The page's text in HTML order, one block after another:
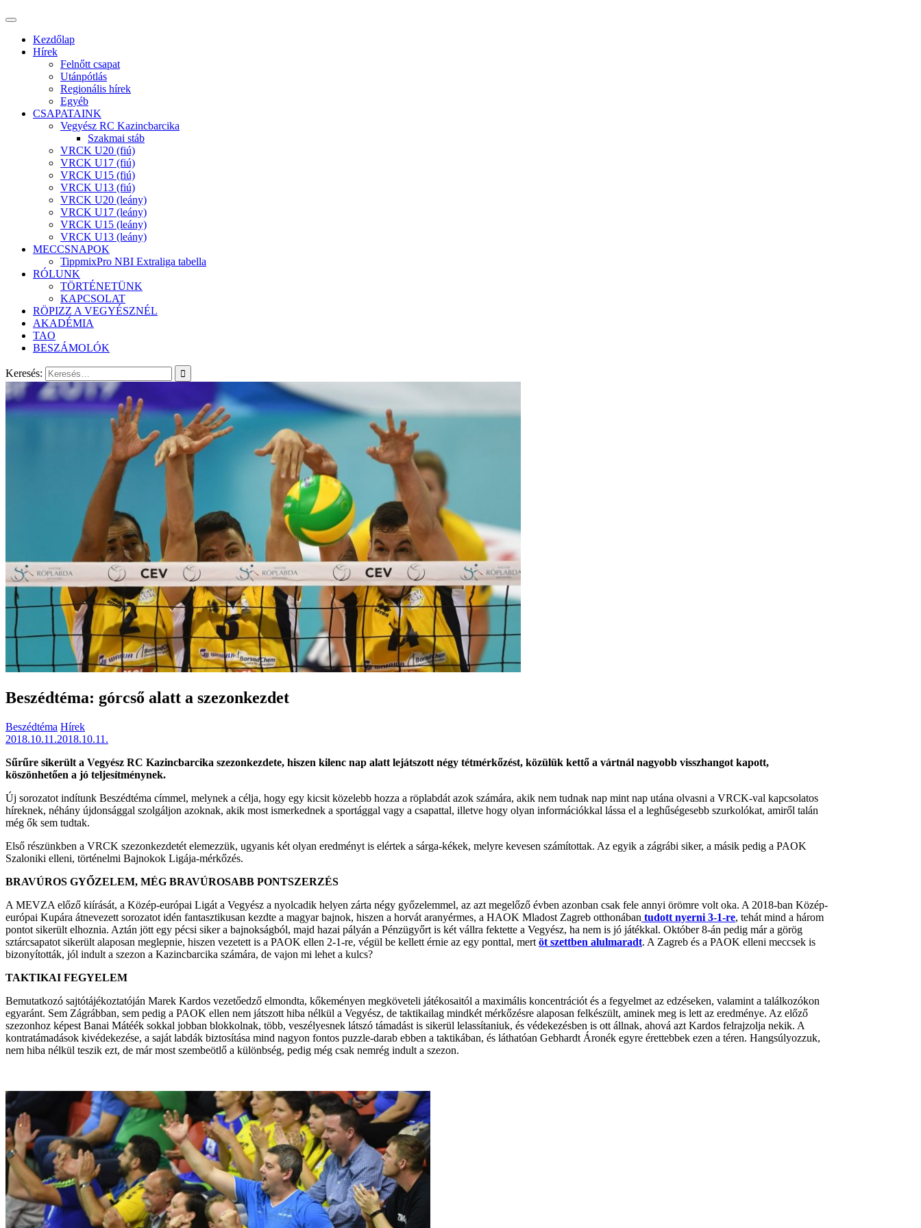
Kezdőlap
Hírek
Felnőtt csapat
Utánpótlás
Regionális hírek
Egyéb
CSAPATAINK
Vegyész RC Kazincbarcika
Szakmai stáb
VRCK U20 (fiú)
VRCK U17 (fiú)
VRCK U15 (fiú)
VRCK U13 (fiú)
VRCK U20 (leány)
VRCK U17 (leány)
VRCK U15 (leány)
VRCK U13 (leány)
MECCSNAPOK
TippmixPro NBI Extraliga tabella
RÓLUNK
TÖRTÉNETÜNK
KAPCSOLAT
RÖPIZZ A VEGYÉSZNÉL
AKADÉMIA
TAO
BESZÁMOLÓK
Keresés:
Beszédtéma: górcső alatt a szezonkezdet
Beszédtéma Hírek
2018.10.11.2018.10.11.
Sűrűre sikerült a Vegyész RC Kazincbarcika szezonkezdete, hiszen kilenc nap alatt lejátszott négy tétmérkőzést, közülük kettő a vártnál nagyobb visszhangot kapott,
köszönhetően a jó teljesítménynek.
Új sorozatot indítunk Beszédtéma címmel, melynek a célja, hogy egy kicsit közelebb hozza a röplabdát azok számára, akik nem tudnak nap mint nap utána olvasni a VRCK-val kapcsolatos
híreknek, néhány újdonsággal szolgáljon azoknak, akik most ismerkednek a sportággal vagy a csapattal, illetve hogy olyan információkkal lássa el a leghűségesebb szurkolókat, amiről talán
még ők sem tudtak.
Első részünkben a VRCK szezonkezdetét elemezzük, ugyanis két olyan eredményt is elértek a sárga-kékek, melyre kevesen számítottak. Az egyik a zágrábi siker, a másik pedig a PAOK
Szaloniki elleni, történelmi Bajnokok Ligája-mérkőzés.
BRAVÚROS GYŐZELEM, MÉG BRAVÚROSABB PONTSZERZÉS
A MEVZA előző kiírását, a Közép-európai Ligát a Vegyész a nyolcadik helyen zárta négy győzelemmel, az azt megelőző évben azonban csak fele annyi örömre volt oka. A 2018-ban Közép-
európai Kupára átnevezett sorozatot idén fantasztikusan kezdte a magyar bajnok, hiszen a horvát aranyérmes, a HAOK Mladost Zagreb otthonában tudott nyerni 3-1-re, tehát mind a három
pontot sikerült elhoznia. Aztán jött egy pécsi siker a bajnokságból, majd hazai pályán a Pénzügyőrt is két vállra fektette a Vegyész, ha nem is jó játékkal. Október 8-án pedig már a görög
sztárcsapatot sikerült alaposan meglepnie, hiszen vezetett is a PAOK ellen 2-1-re, végül be kellett érnie az egy ponttal, mert öt szettben alulmaradt. A Zagreb és a PAOK elleni meccsek is
bizonyították, jól indult a szezon a Kazincbarcika számára, de vajon mi lehet a kulcs?
TAKTIKAI FEGYELEM
Bemutatkozó sajtótájékoztatóján Marek Kardos vezetőedző elmondta, kőkeményen megköveteli játékosaitól a maximális koncentrációt és a fegyelmet az edzéseken, valamint a találkozókon
egyaránt. Sem Zágrábban, sem pedig a PAOK ellen nem játszott hiba nélkül a Vegyész, de taktikailag mindkét mérkőzésre alaposan felkészült, aminek meg is lett az eredménye. Az előző
szezonhoz képest Banai Mátéék sokkal jobban blokkolnak, több, veszélyesnek látszó támadást is sikerül lelassítaniuk, és védekezésben is ott állnak, ahová azt Kardos felrajzolja nekik. A
kontratámadások kivédekezése, a saját labdák biztosítása mind nagyon fontos puzzle-darab ebben a taktikában, és láthatóan Gebhardt Áronék egyre érettebbek ezen a téren. Hangsúlyozzuk,
nem hiba nélkül teszik ezt, de már most szembeötlő a különbség, pedig még csak nemrég indult a szezon.